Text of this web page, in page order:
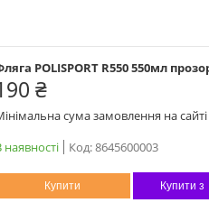
POLISPORT R550 550мл
₴
сума замовлення на
наявності
Код:8645600003
Купити Купити з